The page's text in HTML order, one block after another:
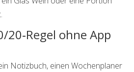
20‑Regel ohne App
Notizbuch, einen Wochenplaner